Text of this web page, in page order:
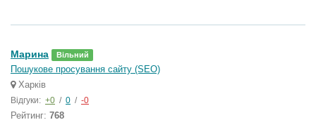
Марина Вільний
Пошукове просування сайту (SEO)
Харків
Відгуки: +0 / 0 / -0
Рейтинг: 768